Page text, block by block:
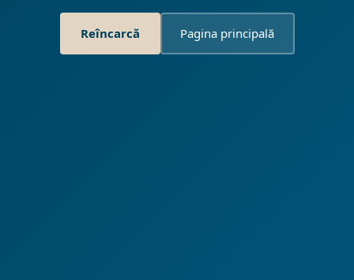
Reîncarcă Pagina principală